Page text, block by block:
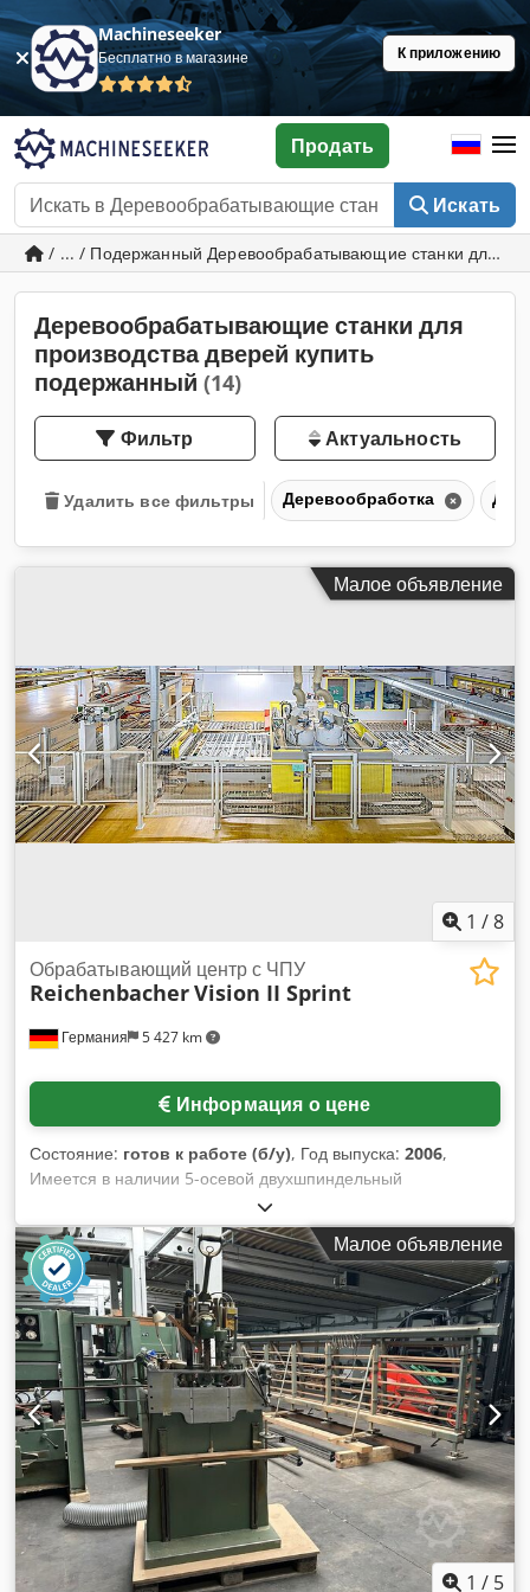
Machineseeker
Бесплатно в магазине К приложению
Искать
Продать
/ ... / Подержанный Деревообрабатывающие станки для
Деревообрабатывающие станки для
производства дверей купить
подержанный (14)
Фильтр Актуальность
Удалить все фильтры Деревообработка
Малое объявление
1 /8
Германия 5 427 km
Обрабатывающий центр с ЧПУ
ReichenbacherVision II Sprint
Информация о цене
Состояние: готов к работе (б/у), Год выпуска: 2006,
Имеется в наличии 5-осевой двухшпиндельный
обрабатывающий центр Reichenbacher с ЧПУ,
предназначенный для производства дверей. Мощность
шпинделя: 15 кВт, частота вращения: 24000 об/мин, тип
крепления инструмента: HSK-F63, количество мест для
инструментов: 60, расстояние между шпинделями: 1040
мм, размер корпуса шпинделя: 150 мм, ход по осям X/Y/Z:
5100 мм/2100 мм/2650 мм, ход при смене инструмента:
550 мм, макс. скорость перемещения по осям X/Y/Z: 60 м/
мин/90 м/мин/20 м/мин, скорость перемещения
прижимной планки: 40 м/мин. Вакуумные планки: 2,
вакуумные присоски: 2×30, ход упора: 150 мм, диаметр
штифта упора: 30 мм, ход упора 1/2: 300 мм/700 мм, макс.
выступ шпона: 5 мм, макс. толщина шпона: 5,5 мм.
Диапазон размеров заготовки по длине: 800 мм-3200 мм,
диапазон размеров заготовки по ширине: 600 мм-1400 мм,
диапазон размеров заготовки по толщине: 38 мм-72 мм,
Малое объявление
1 / 5